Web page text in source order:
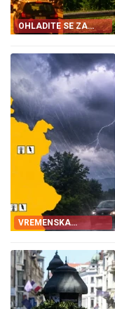
OHLADITE SE ZA
VIKEND
VREMENSKA
PROGNOZA